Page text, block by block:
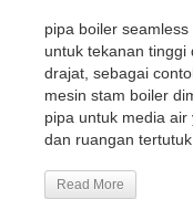
pipa boiler
untuk tekanan
drajat, sebagai
mesin stam boiler
pipa untuk media
dan ruangan
Read More